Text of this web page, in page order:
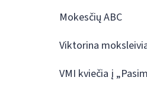
Mokesčių ABC
Viktorina
VMI kviečia į